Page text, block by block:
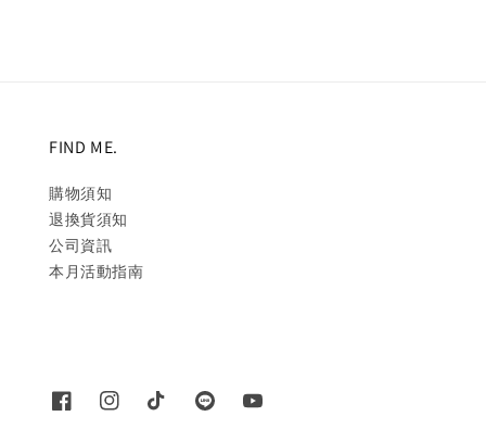
FIND ME.
購物須知
退換貨須知
公司資訊
本月活動指南